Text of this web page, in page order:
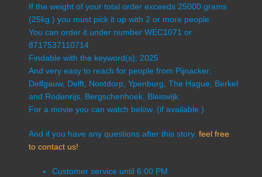
If the weight of your total order exceeds 25000 grams
(25kg.) you must pick it up with 2 or more people
You can order it under number WEC1071 or
8717537110714
Findable with the keyword(s): 2025
And very easy to reach for people from Pijnacker,
Delfgauw, Delft, Nootdorp, Ypenburg, The Hague, Berkel
and Rodenrijs, Bergschenhoek, Bleiswijk.
For a movie you can watch below. (if available.)
And if you have any questions after this story. feel free
to contact us!
Customer service until 6:00 PM